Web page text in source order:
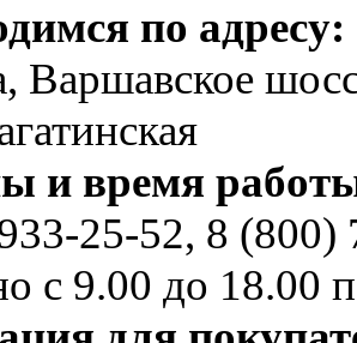
по адресу:
Варшавское
и время
25-52, 8 (800)
с 9.00 до 18.00